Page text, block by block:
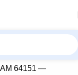
Н-3, Н-3С